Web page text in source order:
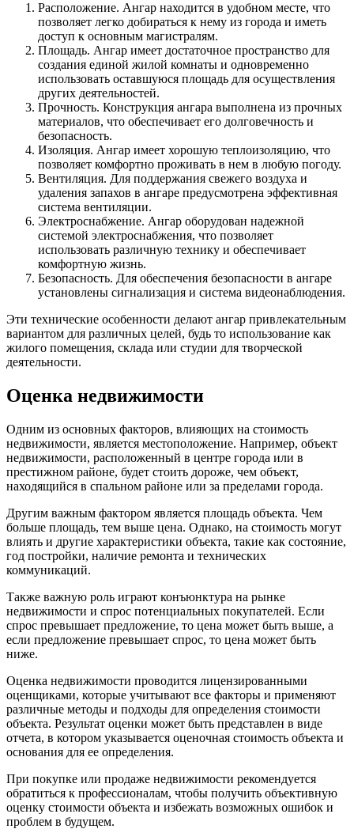
Расположение. Ангар находится в удобном месте, что
позволяет легко добираться к нему из города и иметь
доступ к основным магистралям.
Площадь. Ангар имеет достаточное пространство для
создания единой жилой комнаты и одновременно
использовать оставшуюся площадь для осуществления
других деятельностей.
Прочность. Конструкция ангара выполнена из прочных
материалов, что обеспечивает его долговечность и
безопасность.
Изоляция. Ангар имеет хорошую теплоизоляцию, что
позволяет комфортно проживать в нем в любую погоду.
Вентиляция. Для поддержания свежего воздуха и
удаления запахов в ангаре предусмотрена эффективная
система вентиляции.
Электроснабжение. Ангар оборудован надежной
системой электроснабжения, что позволяет
использовать различную технику и обеспечивает
комфортную жизнь.
Безопасность. Для обеспечения безопасности в ангаре
установлены сигнализация и система видеонаблюдения.
Эти технические особенности делают ангар привлекательным
вариантом для различных целей, будь то использование как
жилого помещения, склада или студии для творческой
деятельности.
Оценка недвижимости
Одним из основных факторов, влияющих на стоимость
недвижимости, является местоположение. Например, объект
недвижимости, расположенный в центре города или в
престижном районе, будет стоить дороже, чем объект,
находящийся в спальном районе или за пределами города.
Другим важным фактором является площадь объекта. Чем
больше площадь, тем выше цена. Однако, на стоимость могут
влиять и другие характеристики объекта, такие как состояние,
год постройки, наличие ремонта и технических
коммуникаций.
Также важную роль играют конъюнктура на рынке
недвижимости и спрос потенциальных покупателей. Если
спрос превышает предложение, то цена может быть выше, а
если предложение превышает спрос, то цена может быть
ниже.
Оценка недвижимости проводится лицензированными
оценщиками, которые учитывают все факторы и применяют
различные методы и подходы для определения стоимости
объекта. Результат оценки может быть представлен в виде
отчета, в котором указывается оценочная стоимость объекта и
основания для ее определения.
При покупке или продаже недвижимости рекомендуется
обратиться к профессионалам, чтобы получить объективную
оценку стоимости объекта и избежать возможных ошибок и
проблем в будущем.